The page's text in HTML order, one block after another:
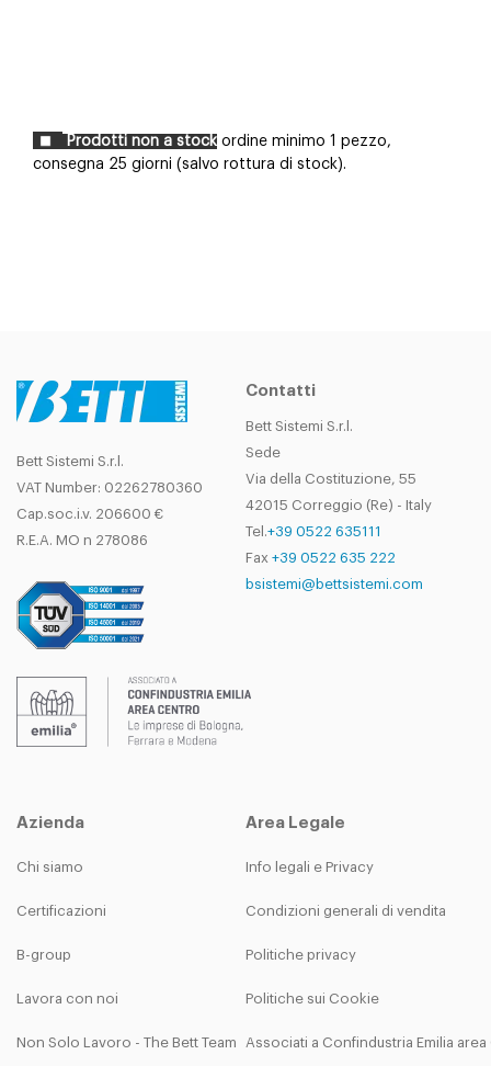
Prodotti non a stock ordine minimo 1 pezzo,
consegna 25 giorni (salvo rottura di stock).
Bett Sistemi S.r.l.
VAT Number: 02262780360
Cap.soc.i.v. 206600 €
R.E.A. MO n 278086
Contatti
Bett Sistemi S.r.l.
Sede
Via della Costituzione, 55
42015 Correggio (Re) - Italy
Tel.+39 0522 635111
Fax +39 0522 635 222
bsistemi@bettsistemi.com
Azienda
Chi siamo
Certificazioni
B-group
Lavora con noi
Non Solo Lavoro - The Bett Team
Area Legale
Info legali e Privacy
Condizioni generali di vendita
Politiche privacy
Politiche sui Cookie
Associati a Confindustria Emilia